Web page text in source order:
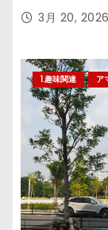
3月 20, 2026
1.趣味関連 ア